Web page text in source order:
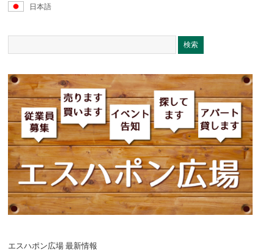
日本語
エスハポン広場 最新情報